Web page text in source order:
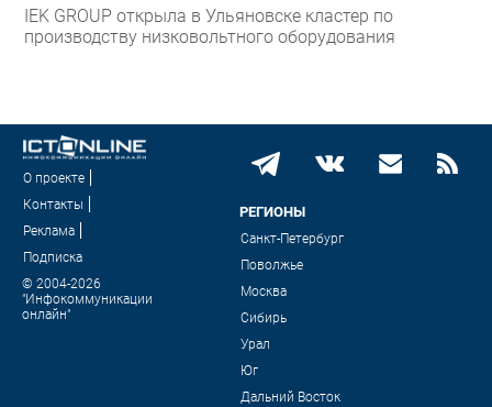
IEK GROUP открыла в Ульяновске кластер по
производству низковольтного оборудования
О проекте
Контакты
Реклама
Подписка
© 2004-2026
"Инфокоммуникации
онлайн"
РЕГИОНЫ
Санкт-Петербург
Поволжье
Москва
Сибирь
Урал
Юг
Дальний Восток